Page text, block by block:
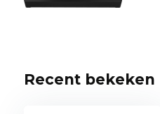
Recent bekeken